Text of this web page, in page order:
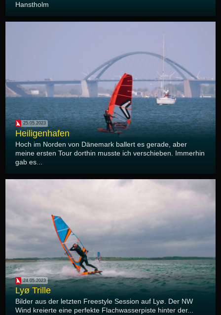
Hanstholm
25.05.2023
Heiligenhafen
Hoch im Norden von Dänemark ballert es gerade, aber
meine ersten Tour dorthin musste ich verschieben. Immerhin
gab es...
24.05.2023
Lyø Trille
Bilder aus der letzten Freestyle Session auf Lyø. Der NW
Wind kreierte eine perfekte Flachwasserpiste hinter der...